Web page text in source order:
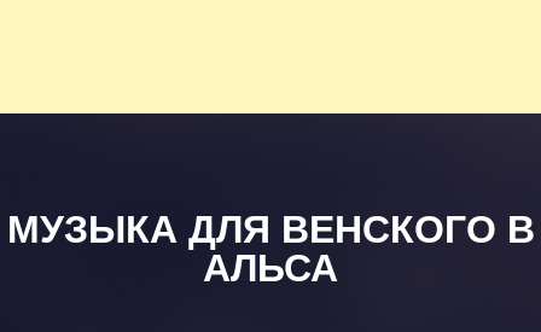
МУЗЫКА ДЛЯ ВЕНСКОГО В
АЛЬСА